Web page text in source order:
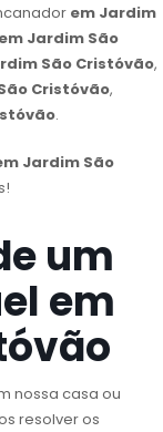
em Jardim
em Jardim São
São Cristóvão,
Cristóvão,
.
Jardim São
um
em
nossa casa ou
resolver os